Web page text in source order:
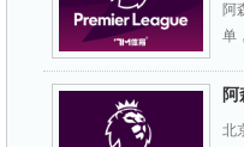
阿
单
北